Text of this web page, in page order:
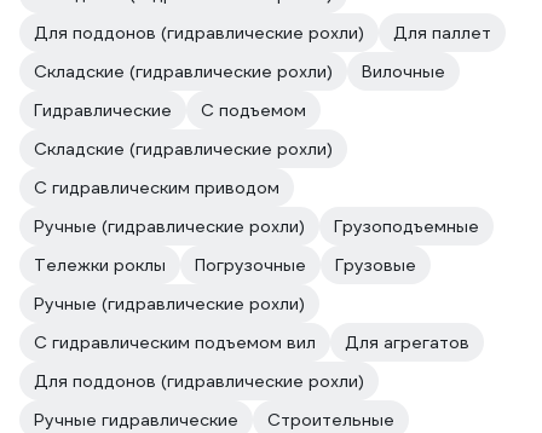
Для поддонов (гидравлические рохли)
Для паллет
Складские (гидравлические рохли)
Вилочные
Гидравлические
С подъемом
Складские (гидравлические рохли)
С гидравлическим приводом
Ручные (гидравлические рохли)
Грузоподъемные
Тележки роклы
Погрузочные
Грузовые
Ручные (гидравлические рохли)
С гидравлическим подъемом вил
Для агрегатов
Для поддонов (гидравлические рохли)
Ручные гидравлические
Строительные